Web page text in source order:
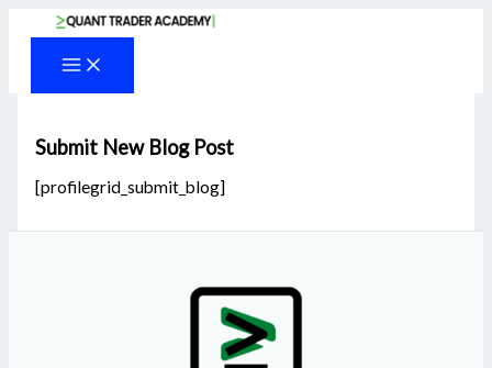
Submit New Blog Post
[profilegrid_submit_blog]